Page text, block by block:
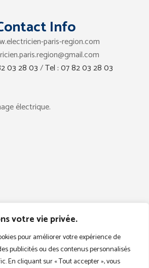
votre vie privée.
pour améliorer votre expérience de
publicités ou des contenus personnalisés
En cliquant sur « Tout accepter », vous
Info
paris-region.com
03 28 03/Tel : 07 82 03 28 03
électrique.
Tous droits réservés. Electricien